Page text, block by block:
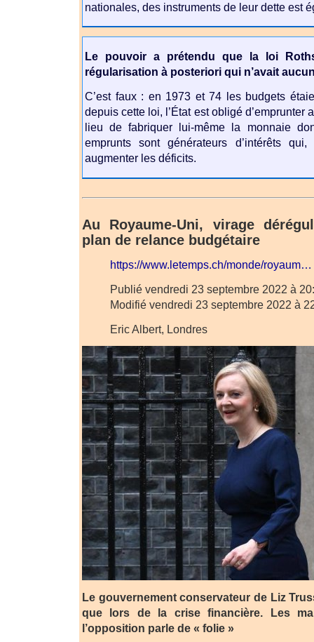
nationales, des instruments de leur dette est
Le pouvoir a prétendu que la loi
régularisation à posteriori qui n’avait
C’est faux : en 1973 et 74 les budgets
depuis cette loi, l’État est obligé d’emprunter
lieu de fabriquer lui-même la monnaie
emprunts sont générateurs d’intérêts
augmenter les déficits.
Au Royaume-Uni, virage
plan de relance budgétaire
https://www.letemps.ch/monde/royaum…
Publié vendredi 23 septembre 2022 à
Modifié vendredi 23 septembre 2022 à
Eric Albert, Londres
Le gouvernement conservateur de Liz
que lors de la crise financière. Les
l’opposition parle de « folie »